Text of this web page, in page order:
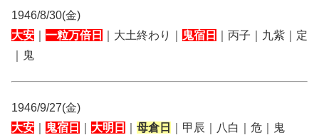
1946/8/30(金)
大安
一粒万倍日 ｜大土終わり｜ 鬼宿日
｜丙子｜九紫｜定
｜鬼
1946/9/27(金)
大安
鬼宿日 大明日 母倉日 ｜甲辰｜八白｜危｜鬼